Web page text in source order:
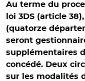
Au terme du
loi 3DS (article
(quatorze
seront
supplémentaires
concédé. Deux
sur les modalités